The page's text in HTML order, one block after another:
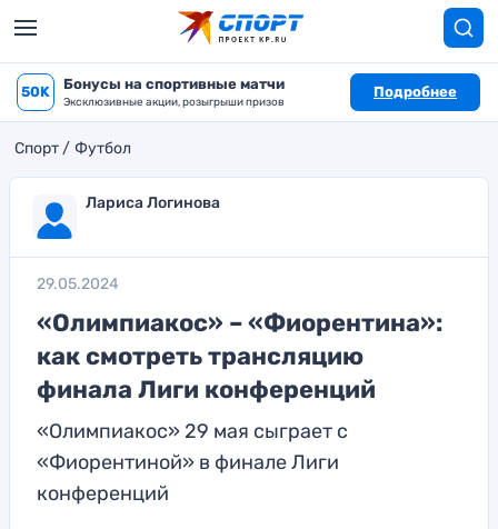
50K Бонусы на спортивные матчи
Эксклюзивные акции, розыгрыши призов
Подробнее
Спорт Футбол
Лариса Логинова
29.05.2024
«Олимпиакос» – «Фиорентина»:
как смотреть трансляцию
финала Лиги конференций
«Олимпиакос» 29 мая сыграет с
«Фиорентиной» в финале Лиги
конференций